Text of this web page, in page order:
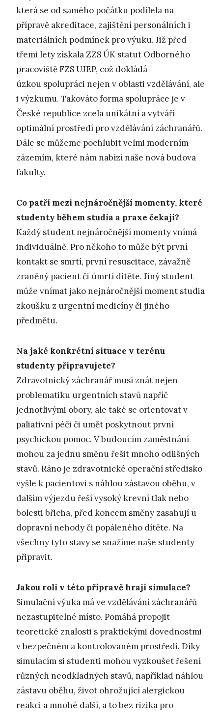
která se od samého počátku podílela na
přípravě akreditace, zajištění personálních i
materiálních podmínek pro výuku. Již před
třemi lety získala ZZS ÚK statut Odborného
pracoviště FZS UJEP, což dokládá
úzkou spolupráci nejen v oblasti vzdělávání, ale
i výzkumu. Takováto forma spolupráce je v
České republice zcela unikátní a vytváří
optimální prostředí pro vzdělávání záchranářů.
Dále se můžeme pochlubit velmi moderním
zázemím, které nám nabízí naše nová budova
fakulty.
Co patří mezi nejnáročnější momenty, které
studenty během studia a praxe čekají?
Každý student nejnáročnější momenty vnímá
individuálně. Pro někoho to může být první
kontakt se smrtí, první resuscitace, závažně
zraněný pacient či úmrtí dítěte. Jiný student
může vnímat jako nejnáročnější moment studia
zkoušku z urgentní medicíny či jiného
předmětu.
Na jaké konkrétní situace v terénu
studenty připravujete?
Zdravotnický záchranář musí znát nejen
problematiku urgentních stavů napříč
jednotlivými obory, ale také se orientovat v
paliativní péči či umět poskytnout první
psychickou pomoc. V budoucím zaměstnání
mohou za jednu směnu řešit mnoho odlišných
stavů. Ráno je zdravotnické operační středisko
vyšle k pacientovi s náhlou zástavou oběhu, v
dalším výjezdu řeší vysoký krevní tlak nebo
bolesti břicha, před koncem směny zasahují u
dopravní nehody či popáleného dítěte. Na
všechny tyto stavy se snažíme naše studenty
připravit.
Jakou roli v této přípravě hrají simulace?
Simulační výuka má ve vzdělávání záchranářů
nezastupitelné místo. Pomáhá propojit
teoretické znalosti s praktickými dovednostmi
v bezpečném a kontrolovaném prostředí. Díky
simulacím si studenti mohou vyzkoušet řešení
různých neodkladných stavů, například náhlou
zástavu oběhu, život ohrožující alergickou
reakci a mnohé další, a to bez rizika pro